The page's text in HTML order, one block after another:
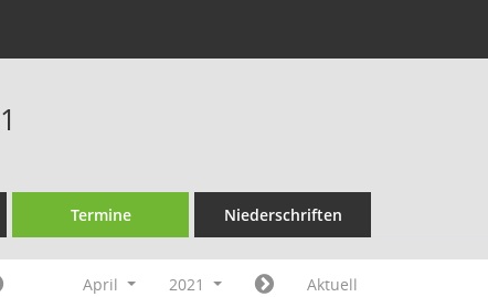
Termine Niederschriften
April 2021 Aktuell